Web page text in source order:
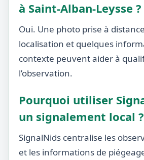
à Saint-Alban-Leysse ?
Oui. Une photo prise à
localisation et quelques
contexte peuvent aider à
l’observation.
Pourquoi utiliser
un signalement local ?
SignalNids centralise les
et les informations de